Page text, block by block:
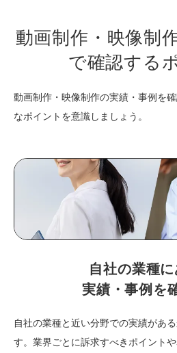
動画制作・映像制
で確認する
動画制作・映像制作の実績・事例を
なポイントを意識しましょう。
自社の業種
実績・事例を
自社の業種と近い分野での実績があ
す。業界ごとに訴求すべきポイント